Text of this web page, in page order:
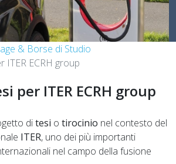
& Borse di Studio
ITER ECRH group
per ITER ECRH group
ditesi o tirocinio nel contesto del
ITER, uno dei più importanti
nel campo della fusione